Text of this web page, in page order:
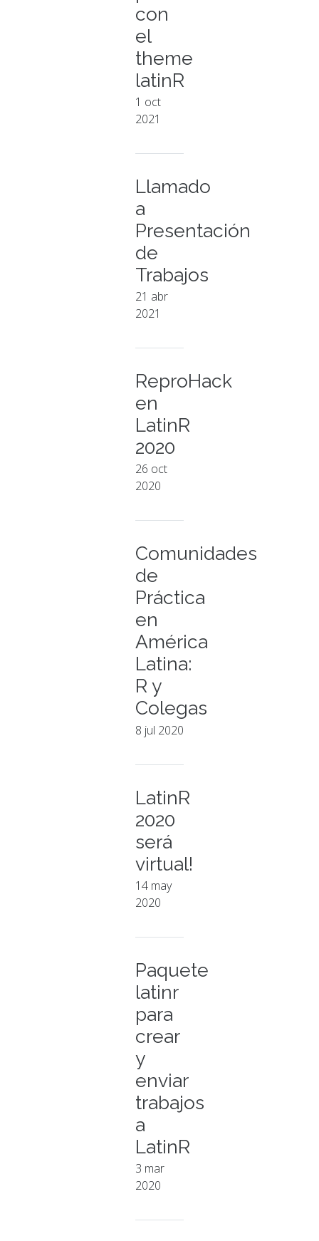
con
el
theme
latinR
1 oct
2021
Llamado
a
Presentación
de
Trabajos
21 abr
2021
ReproHack
en
LatinR
2020
26 oct
2020
Comunidades
de
Práctica
en
América
Latina:
R y
Colegas
8 jul 2020
LatinR
2020
será
virtual!
14 may
2020
Paquete
latinr
para
crear
y
enviar
trabajos
a
LatinR
3 mar
2020